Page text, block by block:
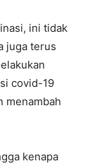
ini tidak
juga terus
covid-19
menambah
kenapa